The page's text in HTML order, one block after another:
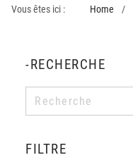
Vous êtes ici : Home
-RECHERCHE
FILTRE